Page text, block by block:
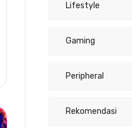
Lifestyle
Gaming
Peripheral
Rekomendasi